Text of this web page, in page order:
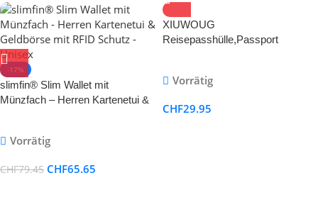
Organizer
-17%
slimfin® Slim Wallet mit
Münzfach – Herren Kartenetui &
Vorrätig
CHF79.45 CHF65.65
XIUWOUG
Reisepasshülle,Passport
Herren Reisepass Kreditkarten,
Vorrätig
CHF29.95